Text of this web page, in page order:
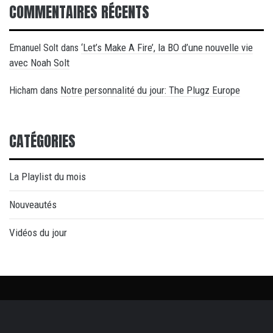
COMMENTAIRES RÉCENTS
Emanuel Solt dans ‘Let’s Make A Fire’, la BO d’une nouvelle vie
avec Noah Solt
Hicham dans Notre personnalité du jour: The Plugz Europe
CATÉGORIES
La Playlist du mois
Nouveautés
Vidéos du jour